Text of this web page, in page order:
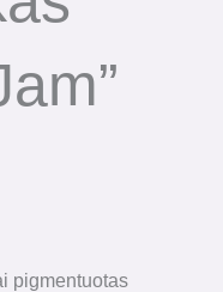
pigmentuotas